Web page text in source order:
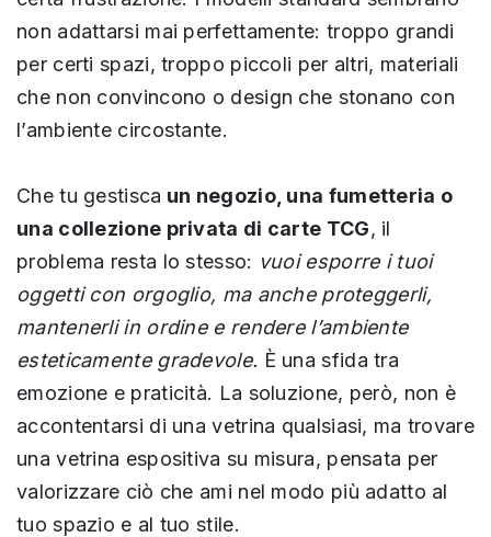
non adattarsi mai perfettamente: troppo grandi
per certi spazi, troppo piccoli per altri, materiali
che non convincono o design che stonano con
l’ambiente circostante.
Che tu gestisca un negozio, una fumetteria o
una collezione privata di carte TCG, il
problema resta lo stesso: vuoi esporre i tuoi
oggetti con orgoglio, ma anche proteggerli,
mantenerli in ordine e rendere l’ambiente
esteticamente gradevole. È una sfida tra
emozione e praticità. La soluzione, però, non è
accontentarsi di una vetrina qualsiasi, ma trovare
una vetrina espositiva su misura, pensata per
valorizzare ciò che ami nel modo più adatto al
tuo spazio e al tuo stile.